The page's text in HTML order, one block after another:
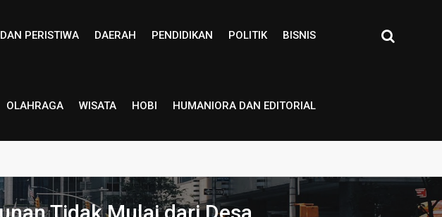
PERISTIWA DAERAH PENDIDIKAN POLITIK BISNIS
OLAHRAGA WISATA HOBI HUMANIORA DAN EDITORIAL